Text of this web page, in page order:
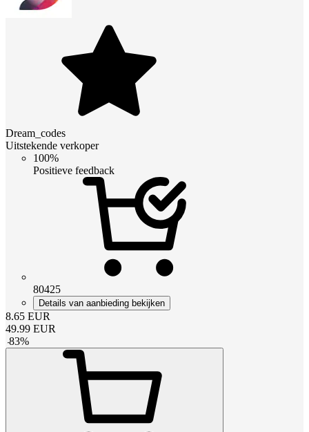
Dream_codes
Uitstekende verkoper
100%
Positieve feedback
80425
Details van aanbieding bekijken
8.65 EUR
49.99 EUR
-83%